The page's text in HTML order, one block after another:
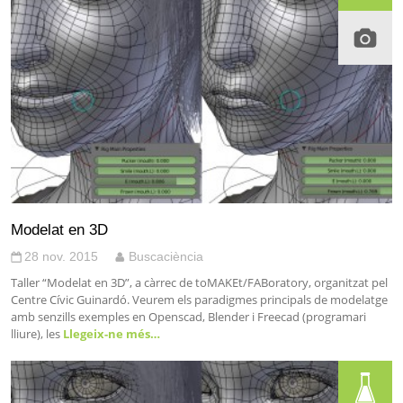
Modelat en 3D
28 nov. 2015 Buscaciència
Taller “Modelat en 3D”, a càrrec de toMAKEt/FABoratory, organitzat pel
Centre Cívic Guinardó. Veurem els paradigmes principals de modelatge
amb senzills exemples en Openscad, Blender i Freecad (programari
lliure), les Llegeix-ne més…